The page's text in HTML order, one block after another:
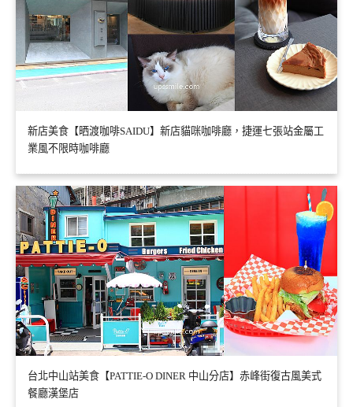
新店美食【晒渡咖啡SAIDU】新店貓咪咖啡廳，捷運七張站金屬工
業風不限時咖啡廳
台北中山站美食【PATTIE-O DINER 中山分店】赤峰街復古風美式
餐廳漢堡店